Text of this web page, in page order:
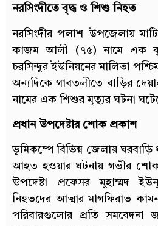
নরসিংদীতে বৃদ্ধ ও শিশু নিহত
নরসিংদীর পলাশ উপজেলায়
কাজম আলী (৭৫) নামে এক
চরসিন্দুর ইউনিয়নের মালিতা
অন্যদিকে গাবতলীতে বাড়ির
নামের এক শিশুর মৃত্যুর ঘটনা
প্রধান উপদেষ্টার শোক প্রকাশ
ভূমিকম্পে বিভিন্ন জেলায় ঘরবাড়ি
আহত হওয়ার ঘটনায় গভীর শোক
উপদেষ্টা প্রফেসর মুহাম্মদ
নিহতদের আত্মার মাগফিরাত
পরিবারগুলোর প্রতি সমবেদনা